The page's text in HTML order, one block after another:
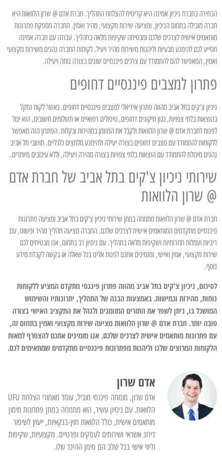
הבחירה בחברת ניכיון אמינה היא קריטית להצלחת התהליך. חברת אדם @ שרון הלוואות היא
חברה מובילה בתחום הניכיון, ומציעה שירות מקצועי, מהיר ואמין. החברה מספקת פתרונות
מותאמים אישית לצרכים שלכם ומבטיחה שקיפות מלאה בתהליך. עבודה עם חברה אמינה
תסייע לכם להימנע מבעיות וליהנות משירות מהיר ויעיל. לקוחות החברה נהנים משירות מקצועי
ואמין, המאפשר להם להתמודד עם צרכים פיננסיים שונים בצורה נוחה ויעילה.
פתרון למצבים פיננסיים דחופים
ניכיון צ'קים בתל אביב מהווה פתרון אידיאלי למצבים פיננסיים דחופים. כאשר לקוח נתקל
בהוצאות בלתי צפויות, כגון תיקונים דחופים, טיפולים רפואיים או תשלומים חשובים, הוא יכול
לפנות לחברת אדם @ שרון הלוואות ולקבל את המזומן במהירות ובקלות. הפתרון הזה מאפשר
ללקוחות להתמודד עם מצבים דחופים בצורה יעילה ולהימנע מלחצים כלכליים. תושבי תל אביב
נהנים מיכולת להתמודד עם הוצאות בלתי צפויות בצורה מהירה ויעילה, וללא עיכובים מיותרים.
שירותי ניכיון צ'קים בתל אביב של חברת אדם
@ שרון הלוואות
חברת אדם @ שרון הלוואות מתמחה במתן שירותי ניכיון צ'קים בתל אביב ומציעה פתרונות
פיננסיים מתקדמים המותאמים אישית לצרכים שלכם. החברה מציעה תהליך מהיר ופשוט, עם
ריביות ועמלות תחרותיות ושקיפות מלאה בתהליך. עם ניסיון רב בתחום, אנו מבטיחים לכם
שירות מקצועי, אמין ואישי, ומזמינים אתכם לפנות אלינו בכל שאלה או בקשה לקבלת מידע
נוסף.
לסיכום, ניכיון צ'קים בתל אביב מהווה פתרון פיננסי מתקדם המציע ללקוחות
נוחות, מהירות וגמישות. באמצעות הבנה של התהליך, יתרונותיו והשימוש
המושכל בו, ניתן לשפר את התזרים המזומנים ולנהל את התקציב האישי בצורה
טובה יותר. חברת אדם @ שרון הלוואות מציעה שירות מקצועי ואמין בתחום זה,
עם פתרונות מותאמים אישית לצרכים שלכם. אנו מזמינים אתכם להצטרף למאות
הלקוחות המרוצים שלנו וליהנות מפתרונות פיננסיים מתקדמים שמתאימים לכם.
אדם שרון
אדם שרון, מומחה פיננסי מוביל, עומד מאחורי הצלחת UFU
הלוואות. עם ניסיון עשיר, הוא מתמחה במתן פתרונות מימון
מותאמים אישית, כולל הלוואות חוץ-בנקאיות, ייעוץ לשיפור
דירוג אשראי ושירותים לעסקים ופרטיים. מקצועיות, שקיפות
וליווי אישי בכל שלב הם סימן ההיכר שלו.